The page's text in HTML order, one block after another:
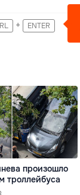
+ ENTER
произошло
троллейбуса